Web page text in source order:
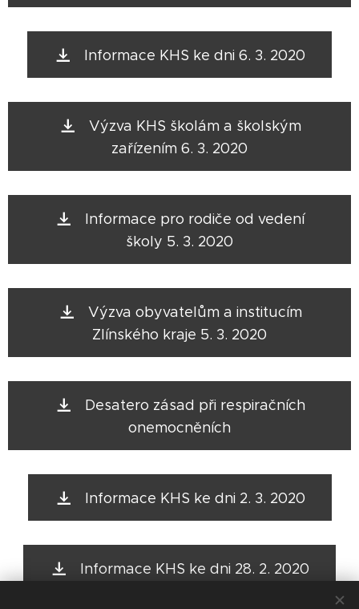
Informace KHS ke dni 6. 3. 2020
Výzva KHS školám a školským
zařízením 6. 3. 2020
Informace pro rodiče od vedení
školy 5. 3. 2020
Výzva obyvatelům a institucím
Zlínského kraje 5. 3. 2020
Desatero zásad při respiračních
onemocněních
Informace KHS ke dni 2. 3. 2020
Informace KHS ke dni 28. 2. 2020